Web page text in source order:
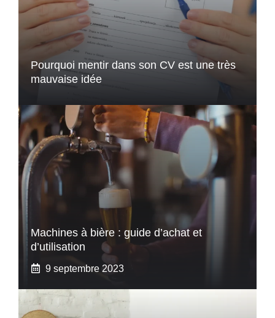
Pourquoi mentir dans son CV est une très
mauvaise idée
Machines à bière : guide d’achat et
d’utilisation
9 septembre 2023